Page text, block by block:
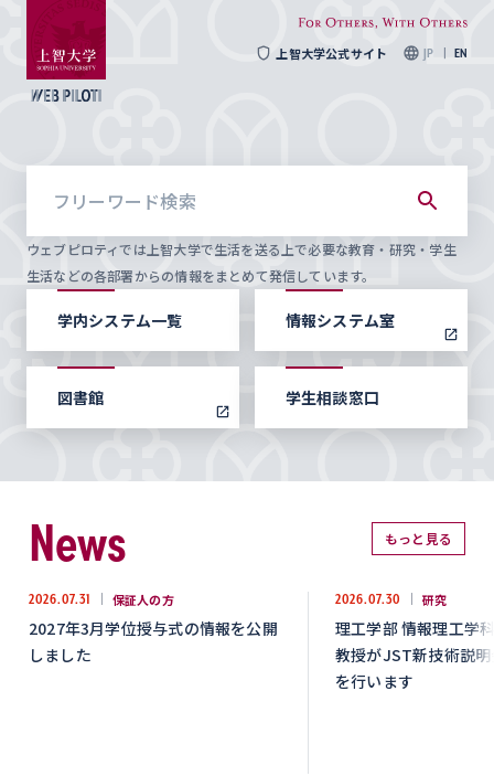
上智大学公式サイト JP EN
ウェブピロティでは上智大学で生活を送る上で必要な教育・研究・学生
生活などの各部署からの情報をまとめて発信しています。
学内システム一覧 情報システム室
図書館 学生相談窓口
News もっと見る
2026.07.31 保証人の方
2027年3月学位授与式の情報を公開
しました
2026.07.30 研究
理工学部 情報理工学
教授がJST新技術説
を行います